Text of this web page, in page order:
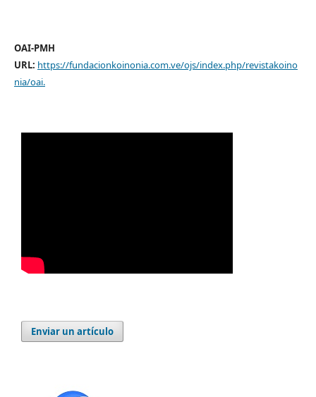
OAI-PMH
URL: https://fundacionkoinonia.com.ve/ojs/index.php/revistakoino
nia/oai.
Enviar un artículo